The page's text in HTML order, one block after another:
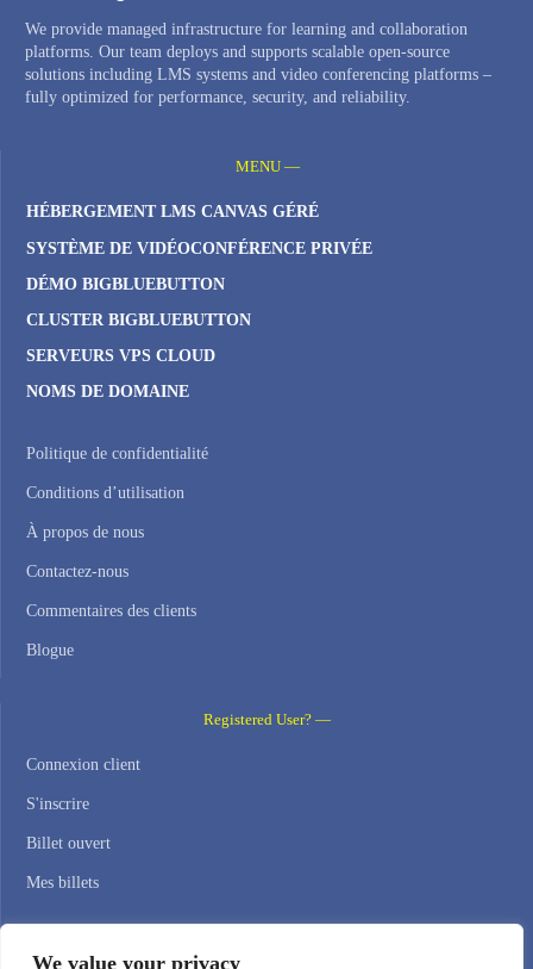
We value your privacy
We provide managed infrastructure for learning and collaboration
platforms. Our team deploys and supports scalable open-source
solutions including LMS systems and video conferencing platforms –
fully optimized for performance, security, and reliability.
MENU —
HÉBERGEMENT LMS CANVAS GÉRÉ
SYSTÈME DE VIDÉOCONFÉRENCE PRIVÉE
DÉMO BIGBLUEBUTTON
CLUSTER BIGBLUEBUTTON
SERVEURS VPS CLOUD
NOMS DE DOMAINE
Politique de confidentialité
Conditions d’utilisation
À propos de nous
Contactez-nous
Commentaires des clients
Blogue
Registered User? —
Connexion client
S'inscrire
Billet ouvert
Mes billets